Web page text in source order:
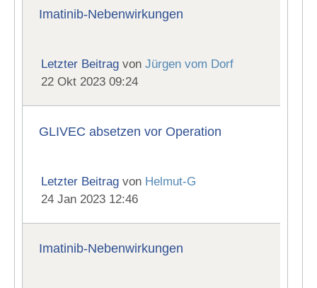
Imatinib-Nebenwirkungen
Letzter Beitrag vonJürgen vom Dorf
22 Okt 2023 09:24
GLIVEC absetzen vor Operation
Letzter Beitrag von Helmut-G
24 Jan 2023 12:46
Imatinib-Nebenwirkungen